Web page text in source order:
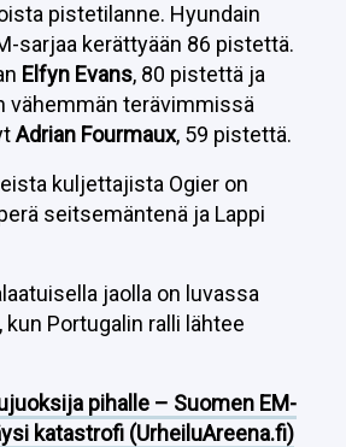
pistetilanne. Hyundain
sarjaa kerättyään 86 pistettä.
Elfyn Evans, 80 pistettä ja
vähemmän terävimmissä
Adrian Fourmaux, 59 pistettä.
kuljettajista Ogier on
seitsemäntenä ja Lappi
jaolla on luvassa
Portugalin ralli lähtee
pihalle – Suomen EM-
katastrofi (UrheiluAreena.fi)